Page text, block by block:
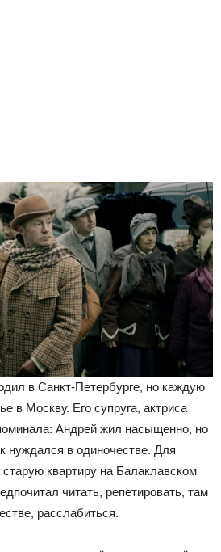
в Санкт-Петербурге, но каждую
в Москву. Его супруга, актриса
Андрей жил насыщенно, но
нуждался в одиночестве. Для
квартиру на Балаклавском
читать, репетировать, там
расслабиться.